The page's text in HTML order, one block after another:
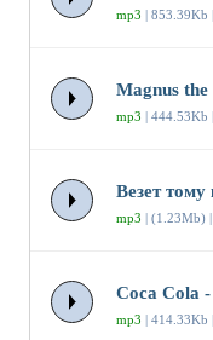
mp3 | 853.39Kb
Magnus the
mp3 | 444.53Kb
Везет
mp3 | (1.23Mb)
Coca Cola
mp3 | 414.33Kb